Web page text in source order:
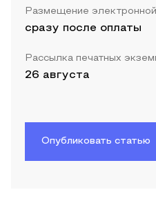
Размещение электронной
сразу после оплаты
Рассылка печатных
26 августа
Опубликовать статью